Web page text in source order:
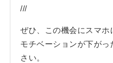
///
ぜひ、この機会にスマホ
モチベーションが下が
さい。